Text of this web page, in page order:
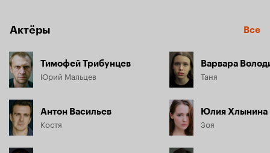
Актёры Все
Тимофей Трибунцев
Юрий Мальцев
Антон Васильев
Костя
Варвара
Таня
Юлия Хлынина
Зоя